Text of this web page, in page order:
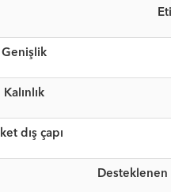
Genişlik
Kalınlık
dış çapı